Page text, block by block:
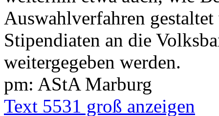
Auswahlverfahren
Stipendiaten an die
weitergegeben werden.
pm: AStA Marburg
Text 5531 groß anzeigen